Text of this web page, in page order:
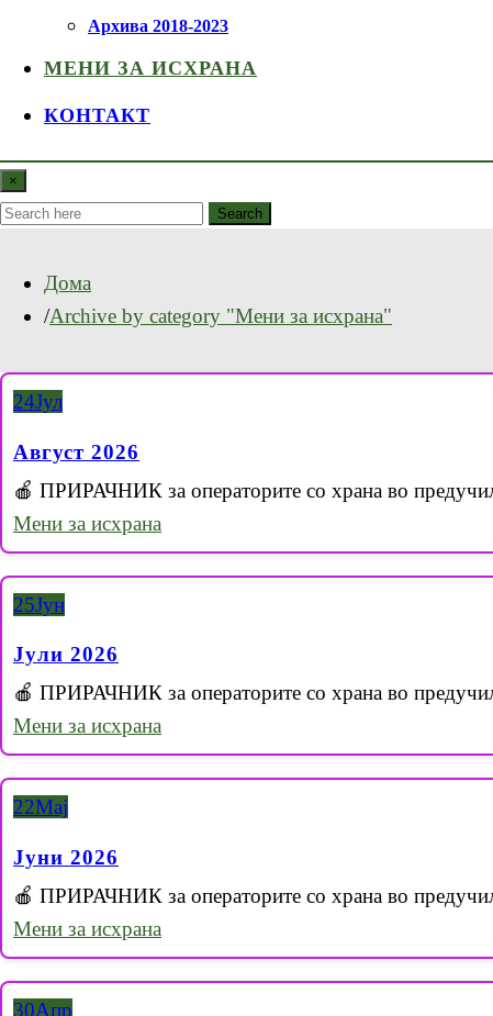
Архива 2018-2023
МЕНИ ЗА ИСХРАНА
КОНТАКТ
×
Search
Дома
Archive by category "Мени за исхрана"
24Јул
Август 2026
🍎 ПРИРАЧНИК за операторите со храна во
Мени за исхрана
25Јун
Јули 2026
🍎 ПРИРАЧНИК за операторите со храна во
Мени за исхрана
22Мај
Јуни 2026
🍎 ПРИРАЧНИК за операторите со храна во
Мени за исхрана
30Апр